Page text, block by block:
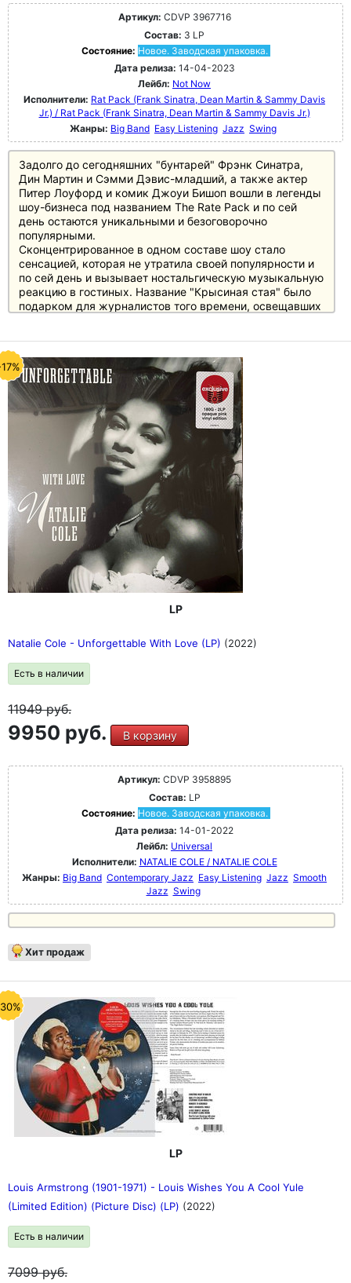
Артикул: CDVP 3967716
Состав: 3 LP
Состояние: Новое. Заводская упаковка.
Дата релиза: 14-04-2023
Лейбл: Not Now
Исполнители: Rat Pack (Frank Sinatra, Dean Martin & Sammy Davis
Jr.) / Rat Pack (Frank Sinatra, Dean Martin & Sammy Davis Jr.)
Жанры: Big Band Easy Listening Jazz Swing
Задолго до сегодняшних "бунтарей" Фрэнк Синатра,
Дин Мартин и Сэмми Дэвис-младший, а также актер
Питер Лоуфорд и комик Джоуи Бишоп вошли в легенды
шоу-бизнеса под названием The Rate Pack и по сей
день остаются уникальными и безоговорочно
популярными.
Сконцентрированное в одном составе шоу стало
сенсацией, которая не утратила своей популярности и
по сей день и вызывает ностальгическую музыкальную
реакцию в гостиных. Название "Крысиная стая" было
подарком для журналистов того времени, освещавших
любое время.
На этом обширном платиновом сборнике 3LP собрано
множество прекрасных музыкальных воспоминаний,
отражающих лучшие дни Rat Pack.
LP
Natalie Cole - Unforgettable With Love (LP) (2022)
Есть в наличии
11949руб.
9950 руб. В корзину
Артикул: CDVP 3958895
Состав: LP
Состояние: Новое. Заводская упаковка.
Дата релиза: 14-01-2022
Лейбл: Universal
Исполнители: NATALIE COLE / NATALIE COLE
Жанры: Big Band Contemporary Jazz Easy Listening Jazz Smooth
Jazz Swing
Хит продаж
LP
Louis Armstrong (1901-1971) - Louis Wishes You A Cool Yule
(Limited Edition) (Picture Disc) (LP) (2022)
Есть в наличии
7099руб.